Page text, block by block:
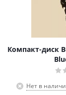
Компакт-диск
Нет в